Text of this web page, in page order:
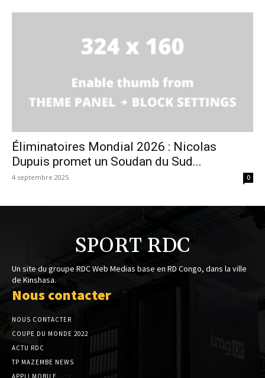
Éliminatoires Mondial 2026 : Nicolas
Dupuis promet un Soudan du Sud...
4 septembre 2025 0
SPORT RDC
Un site du groupe RDC Web Medias base en RD Congo, dans la ville
de Kinshasa.
Nous contacter
NOUS CONTACTER
COUPE DU MONDE 2022
ACTU RDC
TP MAZEMBE NEWS
APPLI MOBILE